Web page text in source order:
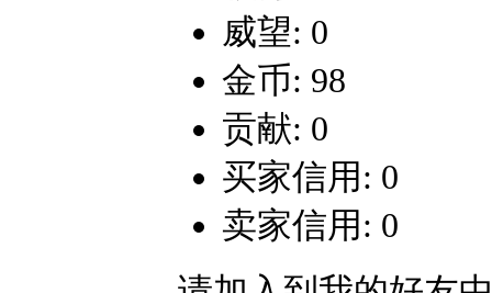
威望: 0
金币: 98
贡献: 0
买家信用: 0
卖家信用: 0